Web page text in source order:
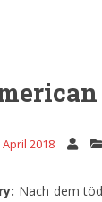
April 2018
Nach dem